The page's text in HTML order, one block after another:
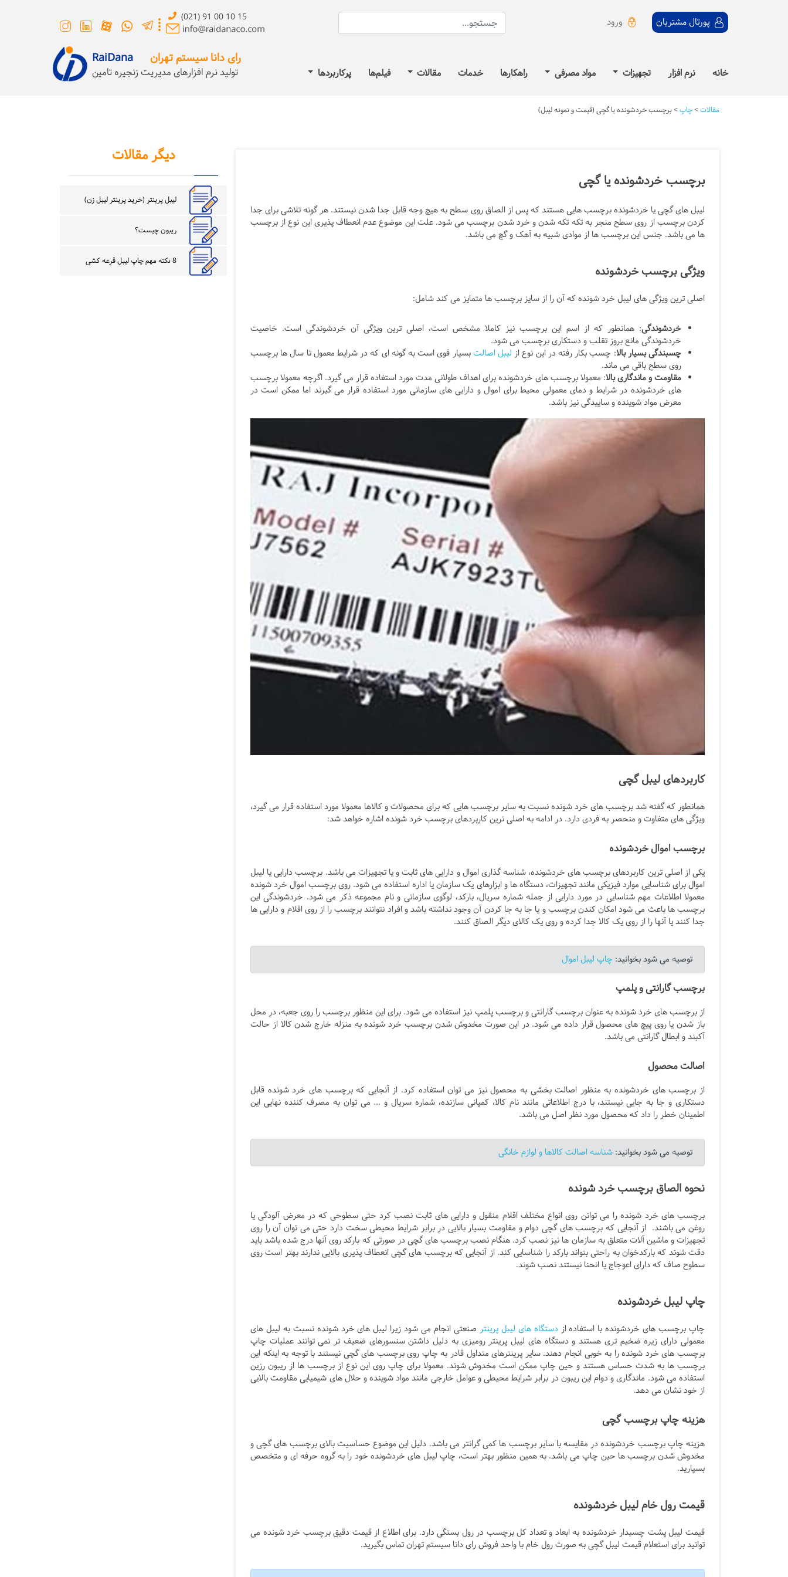
پورتال مشتریان ورود (021) 91 00 10 15
خانه نرم افزار تجهیزات مواد مصرفی راهکارها خدمات مقالات فیلم‌ها پرکاربردها
رای دانا سیستم تهران RaiDana
تولید نرم افزارهای مدیریت زنجیره تامین
مقالات>چاپ>برچسب خردشونده یا گچی (قیمت و نمونه لیبل)
برچسب خردشونده یا گچی
لیبل های گچی یا خردشونده برچسب هایی هستند که پس از الصاق روی سطح به هیچ وجه قابل جدا شدن نیستند. هر گونه تلاشی برای جدا
کردن برچسب از روی سطح منجر به تکه تکه شدن و خرد شدن برچسب می شود. علت این موضوع عدم انعطاف پذیری این نوع از برچسب
ها می باشد. جنس این برچسب ها از موادی شبیه به آهک و گچ می باشد.
ویژگی برچسب خردشونده
اصلی ترین ویژگی های لیبل خرد شونده که آن را از سایز برچسب ها متمایز می کند شامل:
خردشوندگی: همانطور که از اسم این برچسب نیز کاملا مشخص است، اصلی ترین ویژگی آن خردشوندگی است. خاصیت
خردشوندگی مانع بروز تقلب و دستکاری برچسب می شود.
چسبندگی بسیار بالا: چسب بکار رفته در این نوع از لیبل اصالتبسیار قوی است به گونه ای که در شرایط معمول تا سال ها برچسب
روی سطح باقی می ماند.
مقاومت و ماندگاری بالا: معمولا برچسب های خردشونده برای اهداف طولانی مدت مورد استفاده قرار می گیرد. اگرچه معمولا برچسب
های خردشونده در شرایط و دمای معمولی محیط برای اموال و دارایی های سازمانی مورد استفاده قرار می گیرند اما ممکن است در
معرض مواد شوینده و ساییدگی نیز باشد.
کاربردهای لیبل گچی
همانطور که گفته شد برچسب های خرد شونده نسبت به سایر برچسب هایی که برای محصولات و کالاها معمولا مورد استفاده قرار می گیرد،
ویژگی های متفاوت و منحصر به فردی دارد. در ادامه به اصلی ترین کاربردهای برچسب خرد شونده اشاره خواهد شد:
برچسب اموال خردشونده
یکی از اصلی ترین کاربردهای برچسب های خردشونده، شناسه گذاری اموال و دارایی های ثابت و یا تجهیزات می باشد. برچسب دارایی یا لیبل
اموال برای شناسایی موارد فیزیکی مانند تجهیزات، دستگاه ها و ابزارهای یک سازمان یا اداره استفاده می شود. روی برچسب اموال خرد شونده
معمولا اطلاعات مهم شناسایی در مورد دارایی از جمله شماره سریال، بارکد، لوگوی سازمانی و نام مجموعه ذکر می شود. خردشوندگی این
برچسب ها باعث می شود امکان کندن برچسب و یا جا به جا کردن آن وجود نداشته باشد و افراد نتوانند برچسب را از روی اقلام و دارایی ها
جدا کنند یا آنها را از روی یک کالا جدا کرده و روی یک کالای دیگر الصاق کنند.
توصیه می شود بخوانید: چاپ لیبل اموال
برچسب گارانتی و پلمپ
از برچسب های خرد شونده به عنوان برچسب گارانتی و برچسب پلمپ نیز استفاده می شود. برای این منظور برچسب را روی جعبه، در محل
باز شدن یا روی پیچ های محصول قرار داده می شود. در این صورت مخدوش شدن برچسب خرد شونده به منزله خارج شدن کالا از حالت
آکبند و ابطال گارانتی می باشد.
اصالت محصول
از برچسب های خردشونده به منظور اصالت بخشی به محصول نیز می توان استفاده کرد. از آنجایی که برچسب های خرد شونده قابل
دستکاری و جا به جایی نیستند، با درج اطلاعاتی مانند نام کالا، کمپانی سازنده، شماره سریال و ... می توان به مصرف کننده نهایی این
اطمینان خطر را داد که محصول مورد نظر اصل می باشد.
توصیه می شود بخوانید: شناسه اصالت کالاها و لوازم خانگی
نحوه الصاق برچسب خرد شونده
برچسب های خرد شونده را می توانن روی انواع مختلف اقلام منقول و دارایی های ثابت نصب کرد حتی سطوحی که در معرض آلودگی یا
روغن می باشند. از آنجایی که برچسب های گچی دوام و مقاومت بسیار بالایی در برابر شرایط محیطی سخت دارد حتی می توان آن را روی
تجهیزات و ماشین آلات متعلق به سازمان ها نیز نصب کرد. هنگام نصب برچسب های گچی در صورتی که بارکد روی آنها درج شده باشد باید
دقت شوند که بارکدخوان به راحتی بتواند بارکد را شناسایی کند. از آنجایی که برچسب های گچی انعطاف پذیری بالایی ندارند بهتر است روی
سطوح صاف که دارای اعوجاج یا انحنا نیستند نصب شوند.
چاپ لیبل خردشونده
چاپ برچسب های خردشونده با استفاده ازدستگاه های لیبل پرینتر صنعتی انجام می شود زیرا لیبل های خرد شونده نسبت به لیبل های
معمولی دارای زیره ضخیم تری هستند و دستگاه های لیبل پرینتر رومیزی به دلیل داشتن سنسورهای ضعیف تر نمی توانند عملیات چاپ
برچسب های خرد شونده را به خوبی انجام دهند. سایر پرینترهای متداول قادر به چاپ روی برچسب های گچی نیستند با توجه به اینکه این
برچسب ها به شدت حساس هستند و حین چاپ ممکن است مخدوش شوند. معمولا برای چاپ روی این نوع از برچسب ها از ریبون رزین
استفاده می شود. ماندگاری و دوام این ریبون در برابر شرایط محیطی و عوامل خارجی مانند مواد شوینده و حلال های شیمیایی مقاومت بالایی
از خود نشان می دهد.
هزینه چاپ برچسب گچی
هزینه چاپ برچسب خردشونده در مقایسه با سایر برچسب ها کمی گرانتر می باشد. دلیل این موضوع حساسیت بالای برچسب های گچی و
مخدوش شدن برچسب ها حین چاپ می باشد. به همین منظور بهتر است، چاپ لیبل های خردشونده خود را به گروه حرفه ای و متخصص
بسپارید.
قیمت رول خام لیبل خردشونده
قیمت لیبل پشت چسبدار خردشونده به ابعاد و تعداد کل برچسب در رول بستگی دارد. برای اطلاع از قیمت دقیق برچسب خرد شونده می
توانید برای استعلام قیمت لیبل گچی به صورت رول خام با واحد فروش رای دانا سیستم تهران تماس بگیرید.
دیگر مقالات
لیبل پرینتر (خرید پرینتر لیبل زن)
ریبون چیست؟
8 نکته مهم چاپ لیبل قرعه کشی